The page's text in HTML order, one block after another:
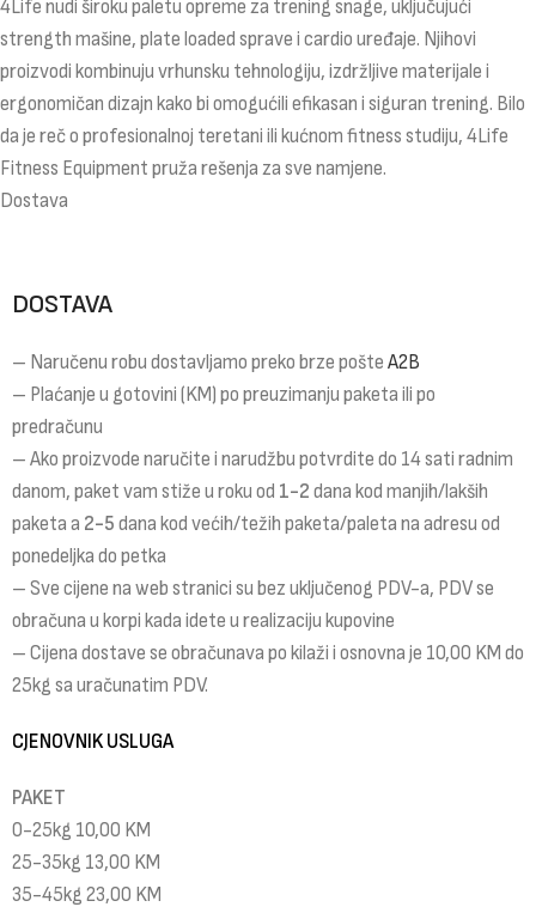
4Life nudi široku paletu opreme za trening snage, uključujući
strength mašine, plate loaded sprave i cardio uređaje. Njihovi
proizvodi kombinuju vrhunsku tehnologiju, izdržljive materijale i
ergonomičan dizajn kako bi omogućili efikasan i siguran trening. Bilo
da je reč o profesionalnoj teretani ili kućnom fitness studiju, 4Life
Fitness Equipment pruža rešenja za sve namjene.
Dostava
DOSTAVA
– Naručenu robu dostavljamo preko brze pošte A2B
– Plaćanje u gotovini (KM) po preuzimanju paketa ili po
predračunu
– Ako proizvode naručite i narudžbu potvrdite do 14 sati radnim
danom, paket vam stiže u roku od 1-2 dana kod manjih/lakših
paketa a 2-5 dana kod većih/težih paketa/paleta na adresu od
ponedeljka do petka
– Sve cijene na web stranici su bez uključenog PDV-a, PDV se
obračuna u korpi kada idete u realizaciju kupovine
– Cijena dostave se obračunava po kilaži i osnovna je 10,00 KM do
25kg sa uračunatim PDV.
CJENOVNIK USLUGA
PAKET
0-25kg 10,00 KM
25-35kg 13,00 KM
35-45kg 23,00 KM